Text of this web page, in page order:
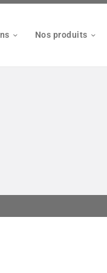
Nos produits